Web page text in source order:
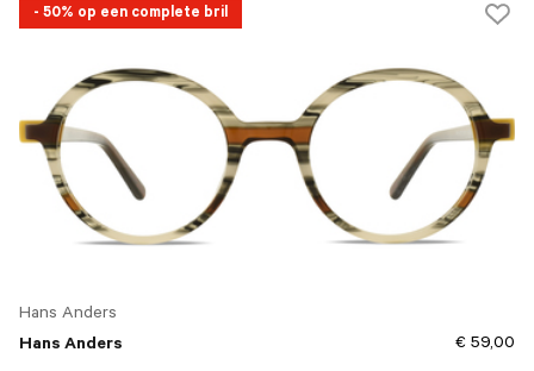
- 50% op een complete bril
Hans Anders
Hans Anders
€ 59,00